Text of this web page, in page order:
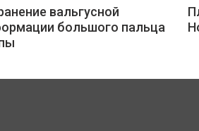
вальгусной
большого пальца